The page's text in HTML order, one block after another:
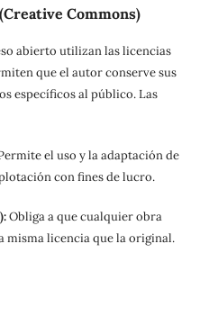
Commons)
abierto utilizan las licencias
que el autor conserve sus
específicos al público. Las
el uso y la adaptación de
con fines de lucro.
Obliga a que cualquier obra
misma licencia que la original.